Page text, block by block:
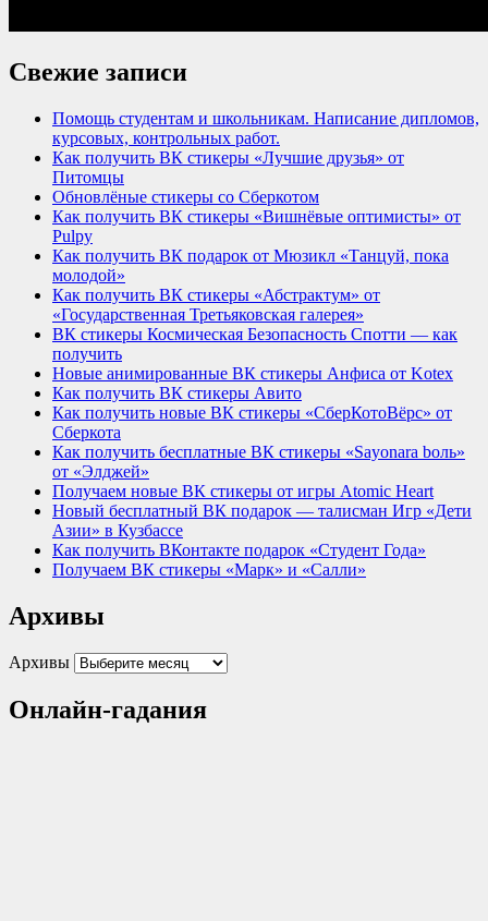
Свежие записи
Помощь студентам и школьникам. Написание дипломов,
курсовых, контрольных работ.
Как получить ВК стикеры «Лучшие друзья» от
Питомцы
Обновлёные стикеры со Сберкотом
Как получить ВК стикеры «Вишнёвые оптимисты» от
Pulpy
Как получить ВК подарок от Мюзикл «Танцуй, пока
молодой»
Как получить ВК стикеры «Абстрактум» от
«Государственная Третьяковская галерея»
ВК стикеры Космическая Безопасность Спотти — как
получить
Новые анимированные ВК стикеры Анфиса от Kotex
Как получить ВК стикеры Авито
Как получить новые ВК стикеры «СберКотоВёрс» от
Сберкота
Как получить бесплатные ВК стикеры «Sayonara bоль»
от «Элджей»
Получаем новые ВК стикеры от игры Atomic Heart
Новый бесплатный ВК подарок — талисман Игр «Дети
Азии» в Кузбассе
Как получить ВКонтакте подарок «Студент Года»
Получаем ВК стикеры «Марк» и «Салли»
Архивы
Архивы
Онлайн-гадания